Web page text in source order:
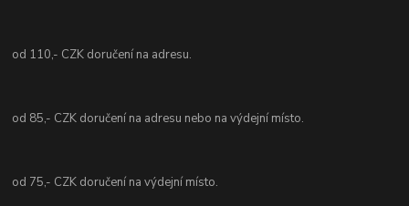
od 110,- CZK doručení na adresu.
od 85,- CZK doručení na adresu nebo na výdejní místo.
od 75,- CZK doručení na výdejní místo.